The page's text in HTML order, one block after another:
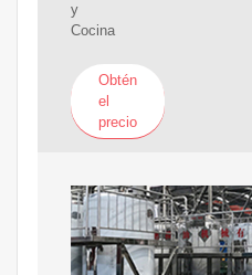
y
Cocina
Obtén
el
precio